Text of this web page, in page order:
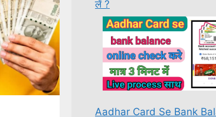
लें ?
Aadhar Card Se Bank